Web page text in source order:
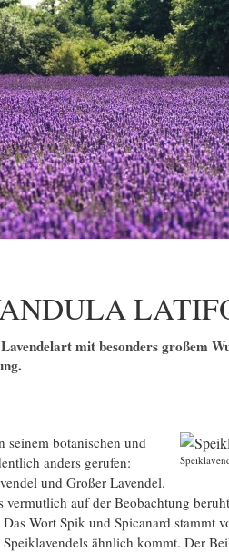
mit besonders großem
seinem botanischen und
anders gerufen:
und Großer Lavendel.
auf der Beobachtung
Wort Spik und Spicanard stammt
ähnlich kommt. Der